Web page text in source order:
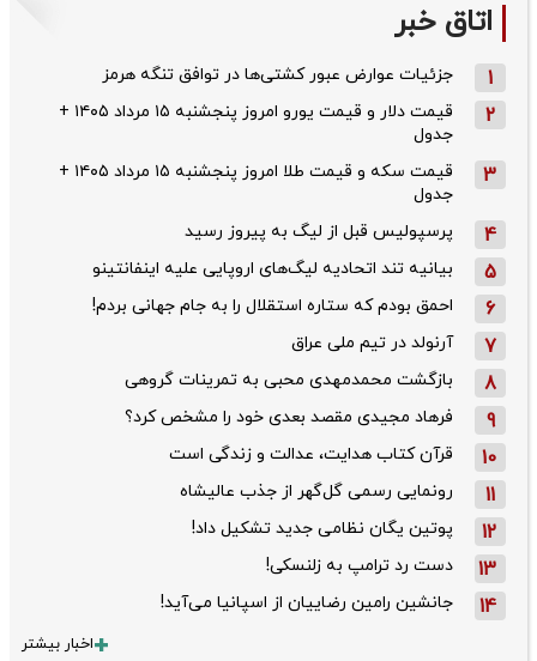
اتاق خبر
1 جزئیات عوارض عبور کشتی‌ها در توافق تنگه هرمز
2
قیمت دلار و قیمت یورو امروز پنجشنبه ۱۵ مرداد ۱۴۰۵ +
جدول
3
قیمت سکه و قیمت طلا امروز پنجشنبه ۱۵ مرداد ۱۴۰۵ +
جدول
4 پرسپولیس قبل از لیگ به پیروز رسید
5 بیانیه تند اتحادیه لیگ‌های اروپایی علیه اینفانتینو
6 احمق بودم که ستاره استقلال را به جام جهانی بردم!
7 آرنولد در تیم ملی عراق
8 بازگشت محمدمهدی محبی به تمرینات گروهی
9 فرهاد مجیدی مقصد بعدی خود را مشخص کرد؟
10 قرآن کتاب هدایت، عدالت و زندگی است
11 رونمایی رسمی گل‌گهر از جذب عالیشاه
12 پوتین یگان نظامی جدید تشکیل داد!
13 دست رد ترامپ به زلنسکی!
14 جانشین رامین رضاییان از اسپانیا می‌آید!
اخبار بیشتر